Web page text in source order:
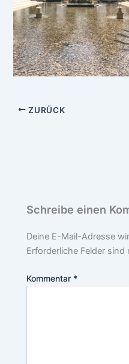
ZURÜCK
Schreibe einen
Deine E-Mail-Adresse
Erforderliche Felder sind
Kommentar *